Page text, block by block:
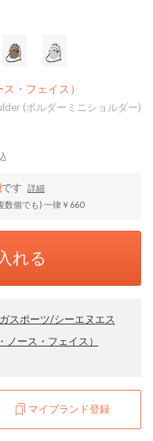
ス・フェイス）
(ボルダーミニショルダー)
です
詳細
数個でも) 一律￥660
れる
スポーツ/シーエヌエス
ノース・フェイス）
マイブランド登録